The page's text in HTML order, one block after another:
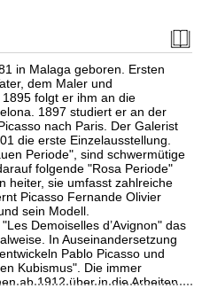
600 - Lot 67
PICASSO
Portrait de jeune fille, d'après Cranach le jeune. II , 1958
€ 477.300
in Malaga geboren. Ersten
dem Maler und
folgt er ihm an die
1897 studiert er an der
nach Paris. Der Galerist
die erste Einzelausstellung.
Periode", sind schwermütige
folgende "Rosa Periode"
heiter, sie umfasst zahlreiche
Picasso Fernande Olivier
sein Modell.
Demoiselles d’Avignon" das
In Auseinandersetzung
Pablo Picasso und
Kubismus". Die immer
ab 1912 über in die Arbeiten
integrieren auch Materialien